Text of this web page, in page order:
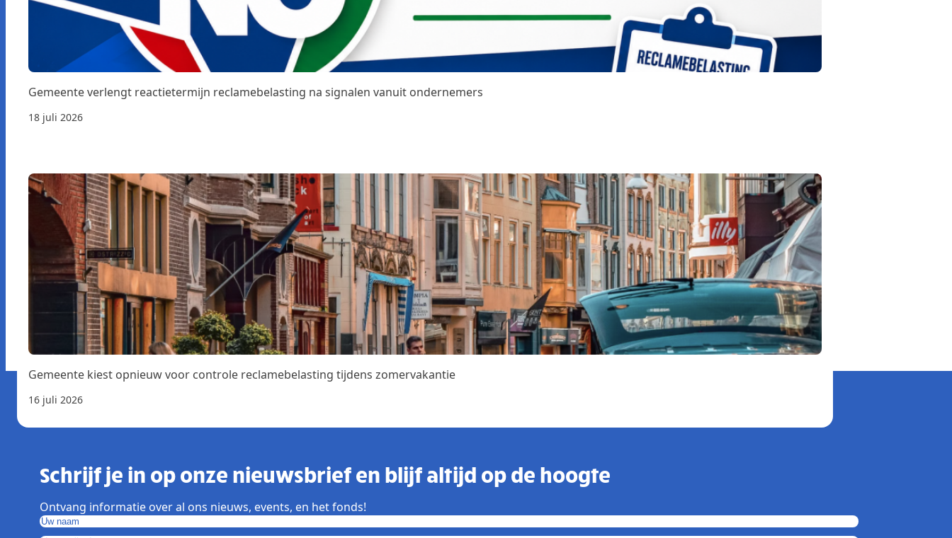
Gemeente verlengt reactietermijn reclamebelasting na signalen vanuit ondernemers
18 juli 2026
Gemeente kiest opnieuw voor controle reclamebelasting tijdens zomervakantie
16 juli 2026
Schrijf je in op onze nieuwsbrief en blijf altijd op de hoogte
Ontvang informatie over al ons nieuws, events, en het fonds!